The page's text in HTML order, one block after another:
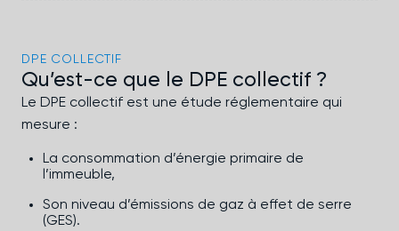
DPE COLLECTIF
Qu’est-ce que le DPE collectif ?
Le DPE collectif est une étude réglementaire qui
mesure :
La consommation d’énergie primaire de
l’immeuble,
Son niveau d’émissions de gaz à effet de serre
(GES).